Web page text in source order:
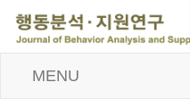
MENU